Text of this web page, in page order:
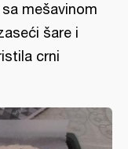
mešavinom
šare i
crni